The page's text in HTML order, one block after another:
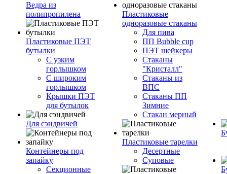
Ведра из
полипропилена
Пластиковые ПЭТ
бутылки
С узким
горлышком
С широким
горлышком
Крышки ПЭТ
для бутылок
Для сэндвичей
Контейнеры под
запайку
Секционные
Пластиковые
одноразовые стаканы
Для пива
ПП Bubble cup
ПЭТ шейкеры
Стаканы
"Кристалл"
Стаканы из
ВПС
Стаканы ПП
Зимние
Стакан мерный
Пластиковые тарелки
Десертные
Суповые